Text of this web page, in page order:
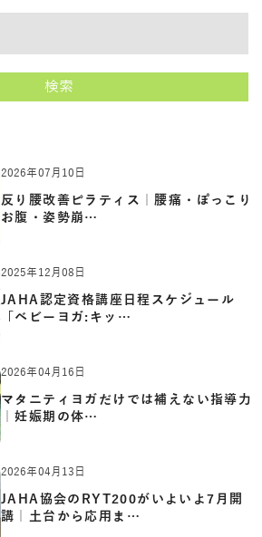
検索
2026年07月10日
反り腰改善ピラティス｜腰痛・ぽっこり
お腹・姿勢崩…
2025年12月08日
JAHA認定資格講座日程スケジュール
「ベビーヨガ:キッ…
2026年04月16日
マタニティヨガだけでは補えない指導力
｜妊娠期の体…
2026年04月13日
JAHA協会のRYT200がいよいよ7月開
講｜土台から応用ま…